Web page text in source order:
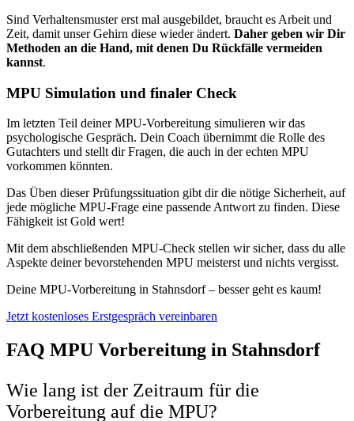
Sind Verhaltensmuster erst mal ausgebildet, braucht es Arbeit und
Zeit, damit unser Gehirn diese wieder ändert. Daher geben wir Dir
Methoden an die Hand, mit denen Du Rückfälle vermeiden
kannst.
MPU Simulation und finaler Check
Im letzten Teil deiner MPU-Vorbereitung simulieren wir das
psychologische Gespräch. Dein Coach übernimmt die Rolle des
Gutachters und stellt dir Fragen, die auch in der echten MPU
vorkommen könnten.
Das Üben dieser Prüfungssituation gibt dir die nötige Sicherheit, auf
jede mögliche MPU-Frage eine passende Antwort zu finden. Diese
Fähigkeit ist Gold wert!
Mit dem abschließenden MPU-Check stellen wir sicher, dass du alle
Aspekte deiner bevorstehenden MPU meisterst und nichts vergisst.
Deine MPU-Vorbereitung in Stahnsdorf – besser geht es kaum!
Jetzt kostenloses Erstgespräch vereinbaren
FAQ MPU Vorbereitung in Stahnsdorf
Wie lang ist der Zeitraum für die
Vorbereitung auf die MPU?